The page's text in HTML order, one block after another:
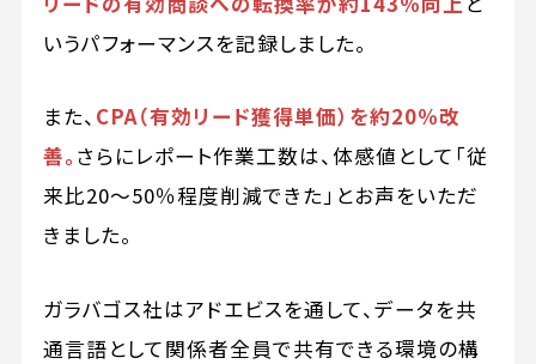
いうパフォーマンスを記録しました。
また、 CPA（有効リード獲得単価）を約20％改
善。 さらにレポート作業工数は、体感値として「従
来比20〜50％程度削減できた」とお声をいただ
きました。
ガラバゴス社はアドエビスを通して、データを共
通言語として関係者全員で共有できる環境の構